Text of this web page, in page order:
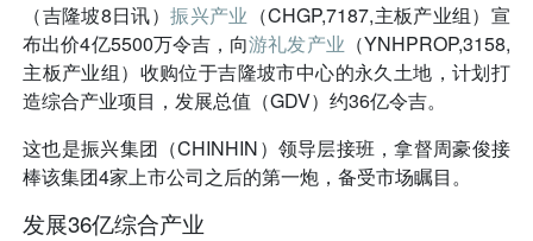
（吉隆坡8日讯）振兴产业 （CHGP,7187,主板产业组）宣
布出价4亿5500万令吉，向游礼发产业 （YNHPROP,3158,
主板产业组）收购位于吉隆坡市中心的永久土地，计划打
造综合产业项目，发展总值（GDV）约36亿令吉。
这也是振兴集团（CHINHIN）领导层接班，拿督周豪俊接
棒该集团4家上市公司之后的第一炮，备受市场瞩目。
发展36亿综合产业